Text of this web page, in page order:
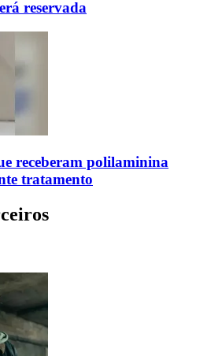
reservada
receberam polilaminina
tratamento